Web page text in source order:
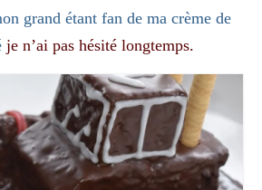
grand étant fan de ma crème de
je n’ai pas hésité longtemps.